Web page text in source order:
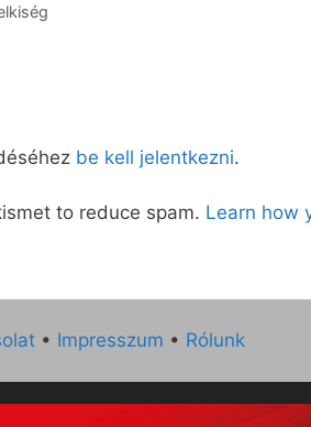
be kell jelentkezni.
to reduce spam. Learn how
• Impresszum • Rólunk